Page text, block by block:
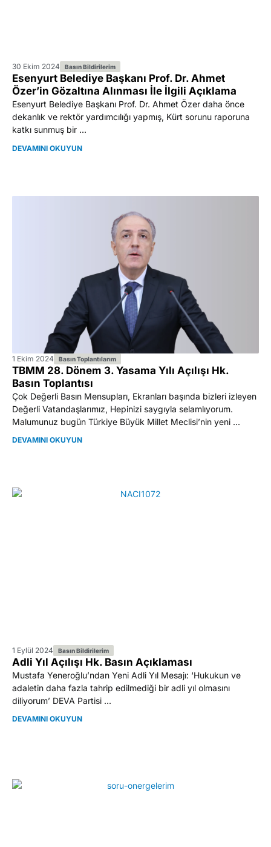
30 Ekim 2024 Basın Bildirilerim
Esenyurt Belediye Başkanı Prof. Dr. Ahmet
Özer’in Gözaltına Alınması İle İlgili Açıklama
Esenyurt Belediye Başkanı Prof. Dr. Ahmet Özer daha önce
dekanlık ve rektör yardımcılığı yapmış, Kürt sorunu raporuna
katkı sunmuş bir ...
DEVAMINI OKUYUN
1 Ekim 2024 Basın Toplantılarım
TBMM 28. Dönem 3. Yasama Yılı Açılışı Hk.
Basın Toplantısı
Çok Değerli Basın Mensupları, Ekranları başında bizleri izleyen
Değerli Vatandaşlarımız, Hepinizi saygıyla selamlıyorum.
Malumunuz bugün Türkiye Büyük Millet Meclisi’nin yeni ...
DEVAMINI OKUYUN
1 Eylül 2024 Basın Bildirilerim
Adli Yıl Açılışı Hk. Basın Açıklaması
Mustafa Yeneroğlu’ndan Yeni Adli Yıl Mesajı: ‘Hukukun ve
adaletin daha fazla tahrip edilmediği bir adli yıl olmasını
diliyorum’ DEVA Partisi ...
DEVAMINI OKUYUN